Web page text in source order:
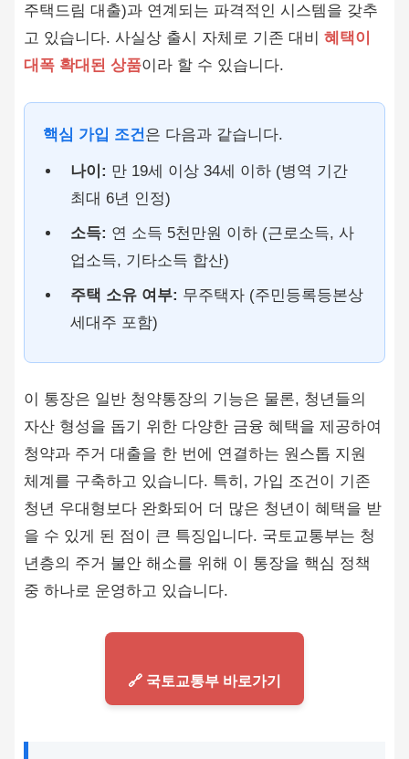
주택드림 대출)과 연계되는 파격적인 시스템을 갖추
고 있습니다. 사실상 출시 자체로 기존 대비 혜택이
대폭 확대된 상품이라 할 수 있습니다.
핵심 가입 조건 은 다음과 같습니다.
나이: 만 19세 이상 34세 이하 (병역 기간
최대 6년 인정)
소득: 연 소득 5천만원 이하 (근로소득, 사
업소득, 기타소득 합산)
주택 소유 여부: 무주택자 (주민등록등본상
세대주 포함)
이 통장은 일반 청약통장의 기능은 물론, 청년들의
자산 형성을 돕기 위한 다양한 금융 혜택을 제공하여
청약과 주거 대출을 한 번에 연결하는 원스톱 지원
체계를 구축하고 있습니다. 특히, 가입 조건이 기존
청년 우대형보다 완화되어 더 많은 청년이 혜택을 받
을 수 있게 된 점이 큰 특징입니다. 국토교통부는 청
년층의 주거 불안 해소를 위해 이 통장을 핵심 정책
중 하나로 운영하고 있습니다.
🔗 국토교통부 바로가기